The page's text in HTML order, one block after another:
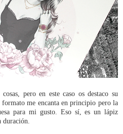
pero en este caso os destaco su
me encanta en principio pero la
para mi gusto. Eso sí, es un lápiz